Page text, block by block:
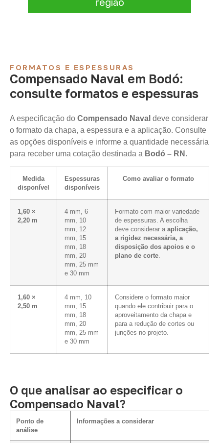
FORMATOS E ESPESSURAS
Compensado Naval em Bodó:
consulte formatos e espessuras
A especificação do Compensado Naval deve considerar
o formato da chapa, a espessura e a aplicação. Consulte
as opções disponíveis e informe a quantidade necessária
para receber uma cotação destinada a Bodó – RN .
Medida
disponível
Espessuras
disponíveis
Como avaliar o formato
1,60 ×
2,20 m
4 mm, 6
mm, 10
mm, 12
mm, 15
mm, 18
mm, 20
mm, 25 mm
e 30 mm
Formato com maior variedade
de espessuras. A escolha
deve considerar a aplicação,
a rigidez necessária, a
disposição dos apoios e o
plano de corte.
1,60 ×
2,50 m
4 mm, 10
mm, 15
mm, 18
mm, 20
mm, 25 mm
e 30 mm
Considere o formato maior
quando ele contribuir para o
aproveitamento da chapa e
para a redução de cortes ou
junções no projeto.
O que analisar ao especificar o
Compensado Naval?
Ponto de
análise
Informações a considerar